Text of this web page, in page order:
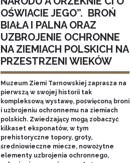
OŚWIACIE JEGO”. BROŃ
BIAŁA I PALNA ORAZ
UZBROJENIE OCHRONNE
NA ZIEMIACH POLSKICH NA
PRZESTRZENI WIEKÓW
Muzeum Ziemi Tarnowskiej zaprasza na
pierwszą w swojej historii tak
kompleksową wystawę, poświęconą broni
i uzbrojeniu ochronnemu na ziemiach
polskich. Zwiedzający mogą zobaczyć
kilkaset eksponatów, w tym
prehistoryczne topory, groty,
średniowieczne miecze, nowożytne
elementy uzbrojenia ochronnego,